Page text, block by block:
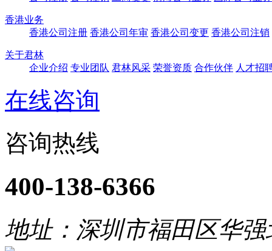
香港业务
香港公司注册 香港公司年审 香港公司变更 香港公司注销
关于君林
企业介绍 专业团队 君林风采 荣誉资质 合作伙伴 人才招
在线咨询
咨询热线
400-138-6366
地址：深圳市福田区华